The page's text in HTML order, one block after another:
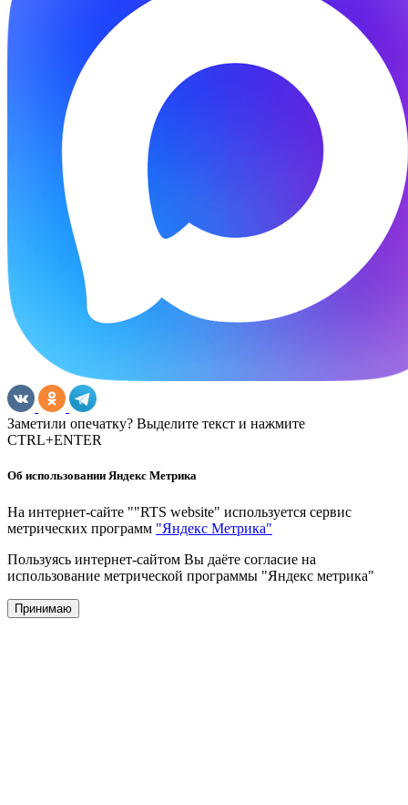
Заметили опечатку? Выделите текст и нажмите
CTRL+ENTER
Об использовании Яндекс Метрика
На интернет-сайте ""RTS website" используется сервис
метрических программ "Яндекс Метрика"
Пользуясь интернет-сайтом Вы даёте согласие на
использование метрической программы "Яндекс метрика"
Принимаю